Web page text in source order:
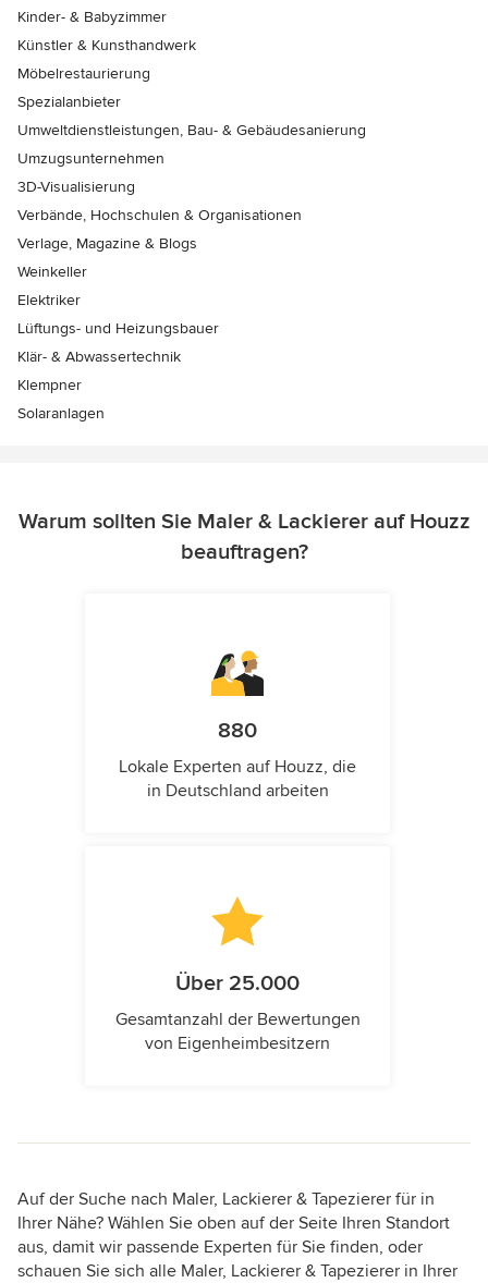
Kinder- & Babyzimmer
Künstler & Kunsthandwerk
Möbelrestaurierung
Spezialanbieter
Umweltdienstleistungen, Bau- & Gebäudesanierung
Umzugsunternehmen
3D-Visualisierung
Verbände, Hochschulen & Organisationen
Verlage, Magazine & Blogs
Weinkeller
Elektriker
Lüftungs- und Heizungsbauer
Klär- & Abwassertechnik
Klempner
Solaranlagen
Warum sollten Sie Maler & Lackierer auf Houzz
beauftragen?
880
Lokale Experten auf Houzz, die
in Deutschland arbeiten
Über 25.000
Gesamtanzahl der Bewertungen
von Eigenheimbesitzern
Auf der Suche nach Maler, Lackierer & Tapezierer für in
Ihrer Nähe? Wählen Sie oben auf der Seite Ihren Standort
aus, damit wir passende Experten für Sie finden, oder
schauen Sie sich alle Maler, Lackierer & Tapezierer in Ihrer